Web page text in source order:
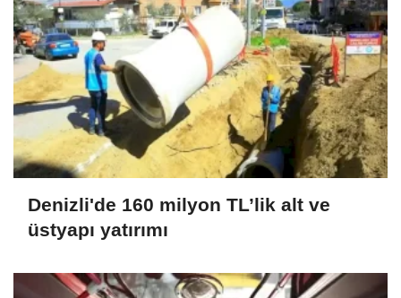
Denizli'de 160 milyon TL’lik alt ve
üstyapı yatırımı